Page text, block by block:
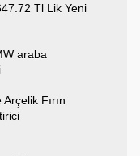
Tl Lik Yeni
araba
Fırın